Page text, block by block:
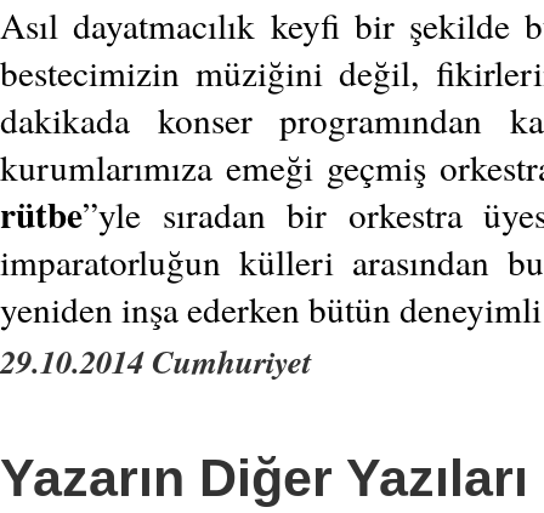
Asıl dayatmacılık keyfi bir
bestecimizin müziğini değil,
dakikada konser programından
kurumlarımıza emeği geçmiş
rütbe”yle sıradan bir orkestra
imparatorluğun külleri arasından
yeniden inşa ederken bütün
29.10.2014 Cumhuriyet
Yazarın Diğer Yazıları